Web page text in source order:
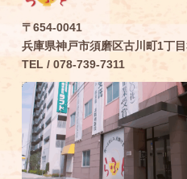
〒654-0041
兵庫県神戸市須磨区古川町1丁
TEL / 078-739-7311